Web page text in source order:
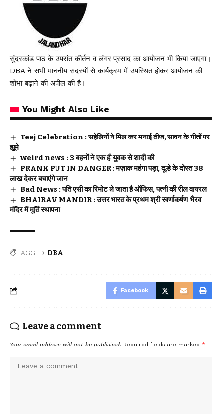
सुंदरकांड पाठ के उपरांत कीर्तन व लंगर प्रसाद का आयोजन भी किया जाएगा।
DBA ने सभी माननीय सदस्यों से कार्यक्रम में उपस्थित होकर आयोजन की
शोभा बढ़ाने की अपील की है।
You Might Also Like
Teej Celebration : सहेलियों ने मिल कर मनाई तीज, सावन के गीतों पर
झूमे
weird news : 3 बहनों ने एक ही युवक से शादी की
PRANK PUT IN DANGER : मज़ाक महंगा पड़ा, दूल्हे के दोस्त 38
लाख देकर बचाएंगे जान
Bad News : पति एसी का रिमोट ले जाता है ऑफिस, पत्नी की रील वायरल
BHAIRAV MANDIR : उत्तर भारत के प्रथम श्री स्वर्णाकर्षण भैरव
मंदिर में मूर्ति स्थापना
TAGGED: DBA
Facebook
Leave a comment
Your email address will not be published. Required fields are marked *